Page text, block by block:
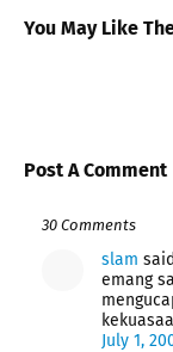
You May Like
Post A Comment
30 Comments
slam
emang
July 1,